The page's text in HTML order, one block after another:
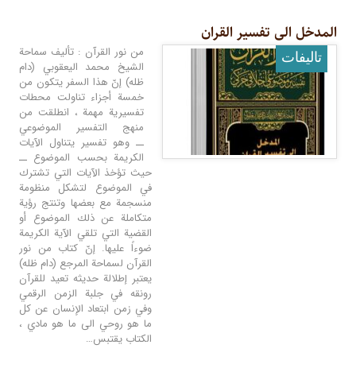
المدخل الى تفسیر القران
تالیفات
من نور القرآن : تأليف سماحة
الشيخ محمد اليعقوبي (دام
ظله) إنّ هذا السفر يتكون من
خمسة أجزاء تناولت محطات
تفسيرية مهمة ، انطلقت من
منهج التفسير الموضوعي
ــ وهو تفسير يتناول الآيات
الكريمة بحسب الموضوع ــ
حيث تؤخذ الآيات التي تشترك
في الموضوع لتشكل منظومة
منسجمة مع بعضها وتنتج رؤية
متكاملة عن ذلك الموضوع أو
القضية التي تلقي الآية الكريمة
ضوءاً عليها. إنّ كتاب من نور
القرآن لسماحة المرجع (دام ظله)
يعتبر إطلالة حديثه تعيد للقرآن
رونقه في جلبة الزمن الرقمي
وفي زمن ابتعاد الإنسان عن كل
ما هو روحي الى ما هو مادي ،
الكتاب يقتبس…